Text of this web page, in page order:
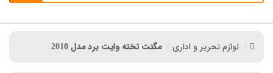
لوازم تحریر و اداری مگنت تخته وایت برد مدل 2010